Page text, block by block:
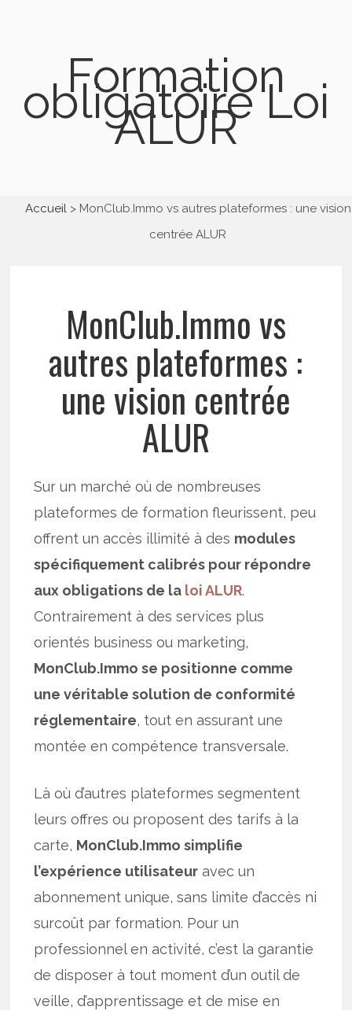
Formation
obligatoire Loi
ALUR
Accueil
MonClub.Immo vs autres plateformes : une vision
centrée ALUR
MonClub.Immo vs
autres plateformes :
une vision centrée
ALUR
Sur un marché où de nombreuses
plateformes de formation fleurissent, peu
offrent un accès illimité à des modules
spécifiquement calibrés pour répondre
aux obligations de la loi ALUR.
Contrairement à des services plus
orientés business ou marketing,
MonClub.Immo se positionne comme
une véritable solution de conformité
réglementaire, tout en assurant une
montée en compétence transversale.
Là où d’autres plateformes segmentent
leurs offres ou proposent des tarifs à la
carte, MonClub.Immo simplifie
l’expérience utilisateur avec un
abonnement unique, sans limite d’accès ni
surcoût par formation. Pour un
professionnel en activité, c’est la garantie
de disposer à tout moment d’un outil de
veille, d’apprentissage et de mise en